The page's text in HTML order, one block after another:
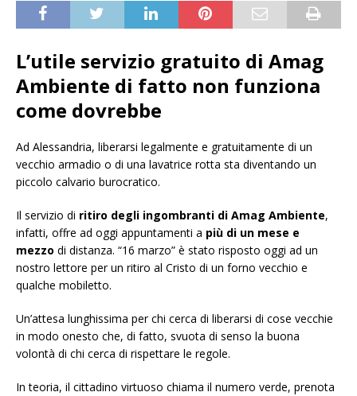
L’utile servizio gratuito di Amag
Ambiente di fatto non funziona
come dovrebbe
Ad Alessandria, liberarsi legalmente e gratuitamente di un
vecchio armadio o di una lavatrice rotta sta diventando un
piccolo calvario burocratico.
Il servizio di ritiro degli ingombranti di Amag Ambiente,
infatti, offre ad oggi appuntamenti a più di un mese e
mezzo di distanza. “16 marzo” è stato risposto oggi ad un
nostro lettore per un ritiro al Cristo di un forno vecchio e
qualche mobiletto.
Un’attesa lunghissima per chi cerca di liberarsi di cose vecchie
in modo onesto che, di fatto, svuota di senso la buona
volontà di chi cerca di rispettare le regole.
In teoria, il cittadino virtuoso chiama il numero verde, prenota